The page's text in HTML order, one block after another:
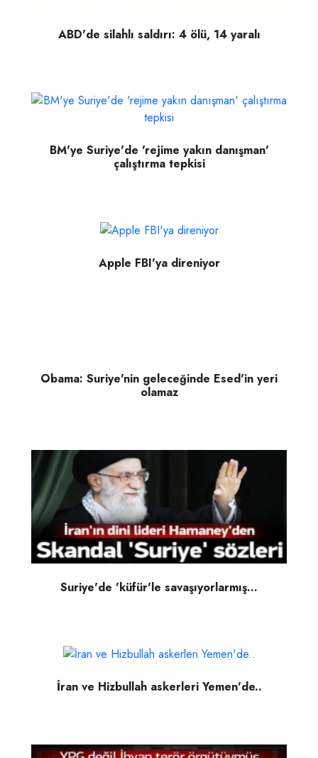
ABD'de silahlı saldırı: 4 ölü, 14 yaralı
BM'ye Suriye'de 'rejime yakın danışman'
çalıştırma tepkisi
Apple FBI'ya direniyor
Obama: Suriye'nin geleceğinde Esed'in yeri
olamaz
Suriye'de 'küfür'le savaşıyorlarmış...
İran ve Hizbullah askerleri Yemen'de..